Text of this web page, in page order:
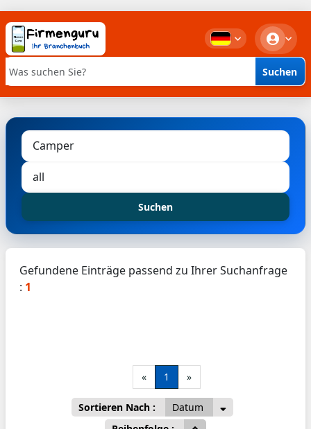
Stichwortsuche Suchen
Suchen
Gefundene Einträge passend zu Ihrer Suchanfrage
: 1
« 1 »
Sortieren Nach :
Datum